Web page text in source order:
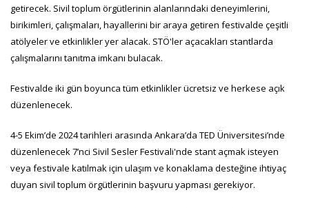
getirecek. Sivil toplum örgütlerinin alanlarındaki deneyimlerini,
birikimleri, çalışmaları, hayallerini bir araya getiren festivalde çeşitli
atölyeler ve etkinlikler yer alacak. STÖ'ler açacakları stantlarda
çalışmalarını tanıtma imkanı bulacak.
Festivalde iki gün boyunca tüm etkinlikler ücretsiz ve herkese açık
düzenlenecek.
4-5 Ekim’de 2024 tarihleri arasında Ankara’da TED Üniversitesi’nde
düzenlenecek 7’nci Sivil Sesler Festivali'nde stant açmak isteyen
veya festivale katılmak için ulaşım ve konaklama desteğine ihtiyaç
duyan sivil toplum örgütlerinin başvuru yapması gerekiyor.